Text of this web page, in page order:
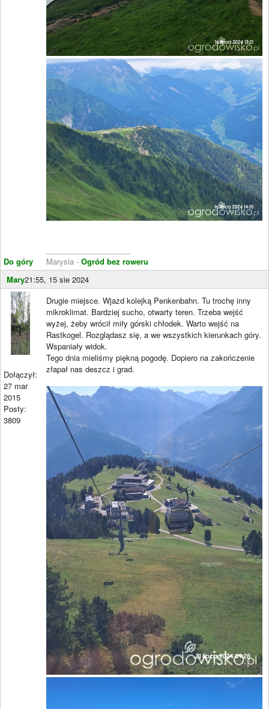
Do góry
Marysia - Ogród bez roweru
Mary21:55, 15 sie 2024
Dołączył:
27 mar
2015
Posty:
3809
Drugie miejsce. Wjazd kolejką Penkenbahn. Tu trochę inny
mikroklimat. Bardziej sucho, otwarty teren. Trzeba wejść
wyżej, żeby wrócił miły górski chłodek. Warto wejść na
Rastkogel. Rozglądasz się, a we wszystkich kierunkach góry.
Wspaniały widok.
Tego dnia mieliśmy piękną pogodę. Dopiero na zakończenie
złapał nas deszcz i grad.